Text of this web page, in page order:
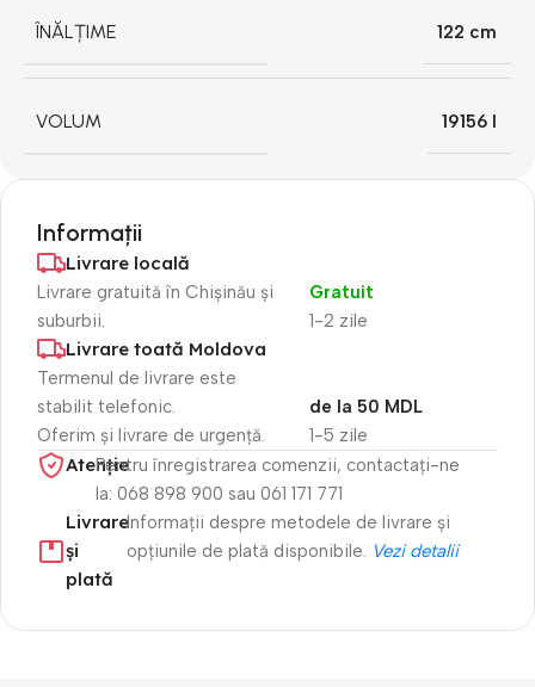
ÎNĂLȚIME 122 cm
VOLUM 19156 l
Informații
Livrare locală
Livrare gratuită în Chișinău și
suburbii.
1-2 zile
Gratuit
Livrare toată Moldova
Termenul de livrare este
stabilit telefonic.
Oferim și livrare de urgență.
1-5 zile
de la 50 MDL
Atenție​Pentru înregistrarea comenzii, contactați-ne
la: 068 898 900 sau 061 171 771
Livrare
și
plată
Informații despre metodele de livrare și
opțiunile de plată disponibile. Vezi detalii